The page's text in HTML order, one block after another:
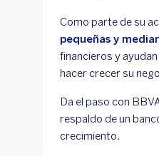
Como parte de su
pequeñas y
financieros y
hacer crecer su
Da el paso con
respaldo de un
crecimiento.